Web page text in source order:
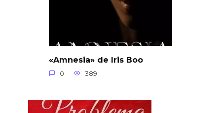
«Amnesia» de Iris Boo
0 389